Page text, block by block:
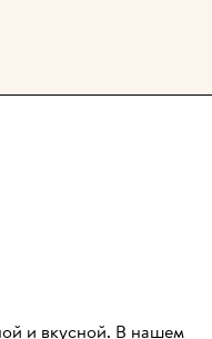
и вкусной. В нашем